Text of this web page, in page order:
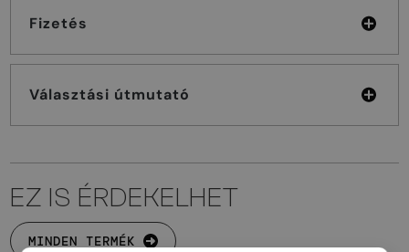
Fizetés
Választási útmutató
EZ IS ÉRDEKELHET
MINDEN TERMÉK